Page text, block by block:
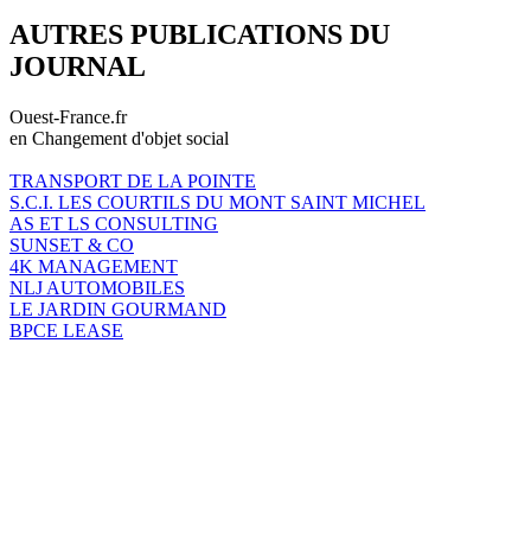
AUTRES PUBLICATIONS DU
JOURNAL
Ouest-France.fr
en Changement d'objet social
TRANSPORT DE LA POINTE
S.C.I. LES COURTILS DU MONT SAINT MICHEL
AS ET LS CONSULTING
SUNSET & CO
4K MANAGEMENT
NLJ AUTOMOBILES
LE JARDIN GOURMAND
BPCE LEASE